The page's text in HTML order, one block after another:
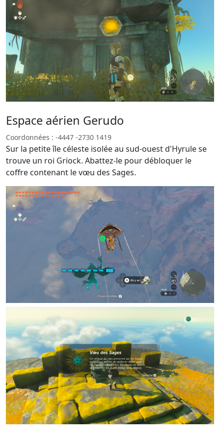
Espace aérien Gerudo
Coordonnées : -4447 -2730 1419
Sur la petite île céleste isolée au sud-ouest d'Hyrule se
trouve un roi Griock. Abattez-le pour débloquer le
coffre contenant le vœu des Sages.